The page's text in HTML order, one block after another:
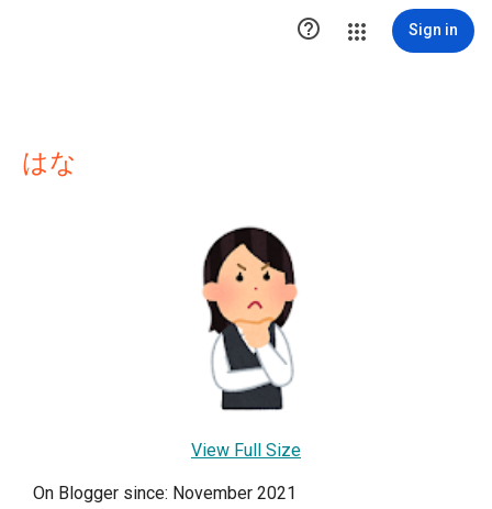
 Sign in
はな
View Full Size
On Blogger since: November 2021